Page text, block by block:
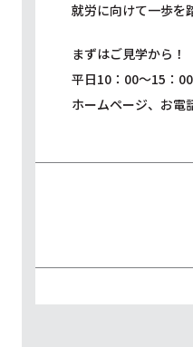
就労に向けて一歩を
まずはご見学から！
平日10：00～15：
ホームページ、お電